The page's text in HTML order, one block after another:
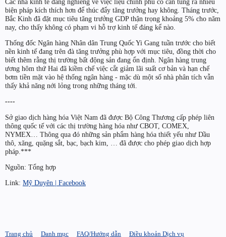
biện pháp kích thích hơn để thúc đẩy tăng trưởng hay không. Tháng trước,
Bắc Kinh đã đặt mục tiêu tăng trưởng GDP thận trọng khoảng 5% cho năm
nay, cho thấy không có phạm vi hỗ trợ kinh tế đáng kể nào.
Thống đốc Ngân hàng Nhân dân Trung Quốc Yi Gang tuần trước cho biết
nền kinh tế đang trên đà tăng trưởng phù hợp với mục tiêu, đồng thời cho
biết thêm rằng thị trường bất động sản đang ổn định. Ngân hàng trung
ương hôm thứ Hai đã kiềm chế việc cắt giảm lãi suất cơ bản và hạn chế
bơm tiền mặt vào hệ thống ngân hàng - mặc dù một số nhà phân tích vẫn
thấy khả năng nới lỏng trong những tháng tới.
----
Sở giao dịch hàng hóa Việt Nam đã được Bộ Công Thương cấp phép liên
thông quốc tế với các thị trường hàng hóa như CBOT, COMEX,
NYMEX… Thông qua đó những sản phẩm hàng hóa thiết yếu như Dầu
thô, xăng, quặng sắt, bạc, bạch kim, … đã được cho phép giao dịch hợp
pháp.***
Nguồn: Tổng hợp
Link: Mỹ Duyên | Facebook
Trang chủ Danh mục FAQ/Hướng dẫn Điều khoản Dịch vụ